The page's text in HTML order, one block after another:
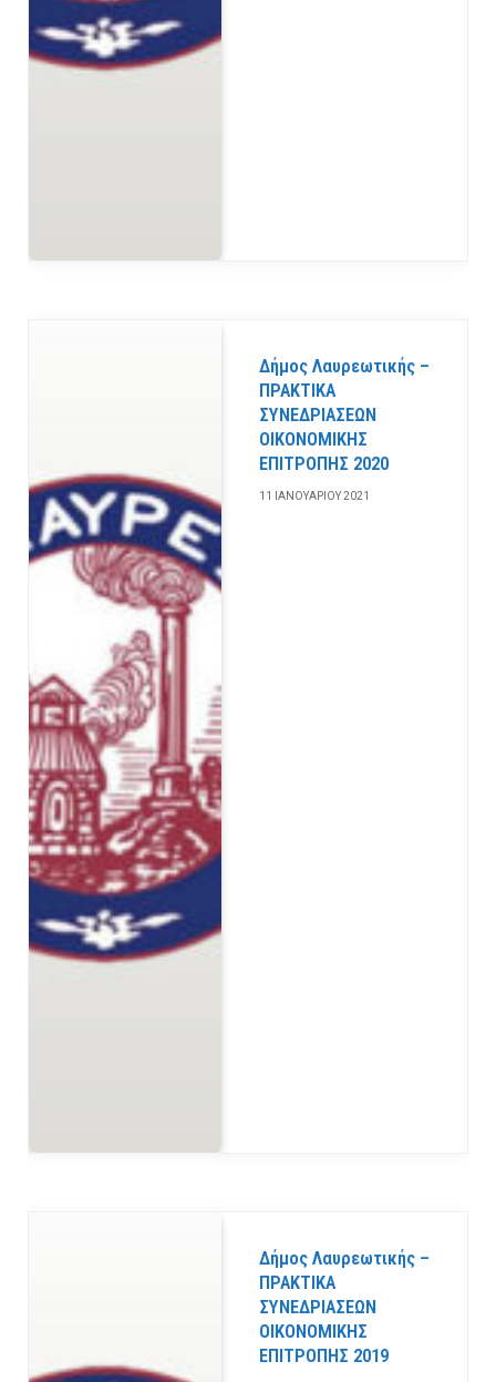
Δήμος Λαυρεωτικής –
ΠΡΑΚΤΙΚΑ
ΣΥΝΕΔΡΙΑΣΕΩΝ
ΟΙΚΟΝΟΜΙΚΗΣ
ΕΠΙΤΡΟΠΗΣ 2020
11 ΙΑΝΟΥΑΡΊΟΥ 2021
Δήμος Λαυρεωτικής –
ΠΡΑΚΤΙΚΑ
ΣΥΝΕΔΡΙΑΣΕΩΝ
ΟΙΚΟΝΟΜΙΚΗΣ
ΕΠΙΤΡΟΠΗΣ 2019